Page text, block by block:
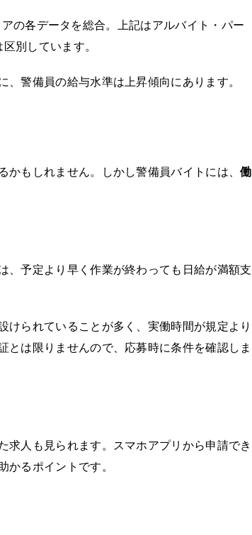
の各データを総合。上記はアルバイト・パー
別しています。
警備員の給与水準は上昇傾向にあります。
かもしれません。しかし警備員バイトには、働
、予定より早く作業が終わっても日給が満額支
られていることが多く、実働時間が規定より
は限りませんので、応募時に条件を確認しま
人も見られます。スマホアプリから申請でき
るポイントです。